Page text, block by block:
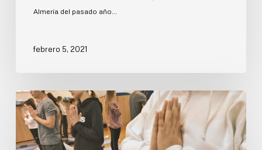
Almería del pasado año…
febrero 5, 2021
Yoga
en
Curso